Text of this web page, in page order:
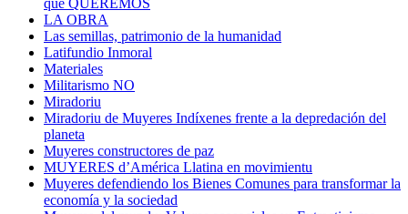
que QUEREMOS
LA OBRA
Las semillas, patrimonio de la humanidad
Latifundio Inmoral
Materiales
Militarismo NO
Miradoriu
Miradoriu de Muyeres Indíxenes frente a la depredación del
planeta
Muyeres constructores de paz
MUYERES d’América Llatina en movimientu
Muyeres defendiendo los Bienes Comunes para transformar la
economía y la sociedad